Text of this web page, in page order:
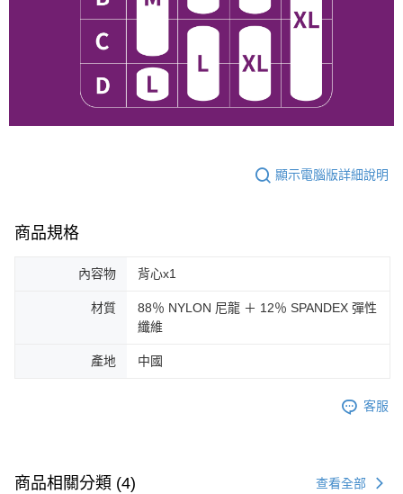
顯示電腦版詳細說明
商品規格
內容物 背心x1
材質
88％ NYLON 尼龍 ＋ 12％ SPANDEX 彈性
纖維
產地 中國
客服
商品相關分類 (4) 查看全部